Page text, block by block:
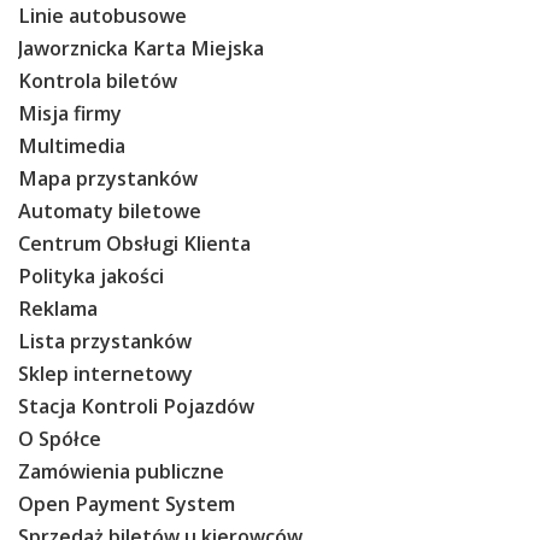
Linie autobusowe
Jaworznicka Karta Miejska
Kontrola biletów
Misja firmy
Multimedia
Mapa przystanków
Automaty biletowe
Centrum Obsługi Klienta
Polityka jakości
Reklama
Lista przystanków
Sklep internetowy
Stacja Kontroli Pojazdów
O Spółce
Zamówienia publiczne
Open Payment System